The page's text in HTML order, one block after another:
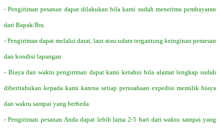
- Pengiriman pesanan dapat dilakukan bila kami sudah menerima pembayaran
dari Bapak/Ibu.
- Pengiriman dapat melalui darat, laut atau udara tergantung keinginan pemesan
dan kondisi lapangan.
- Biaya dan waktu pengiriman dapat kami ketahui bila alamat lengkap sudah
diberitahukan kepada kami karena setiap perusahaan expedisi memilik biaya
dan waktu sampai yang berbeda.
- Pengiriman pesanan Anda dapat lebih lama 2-5 hari dari waktu sampai yang